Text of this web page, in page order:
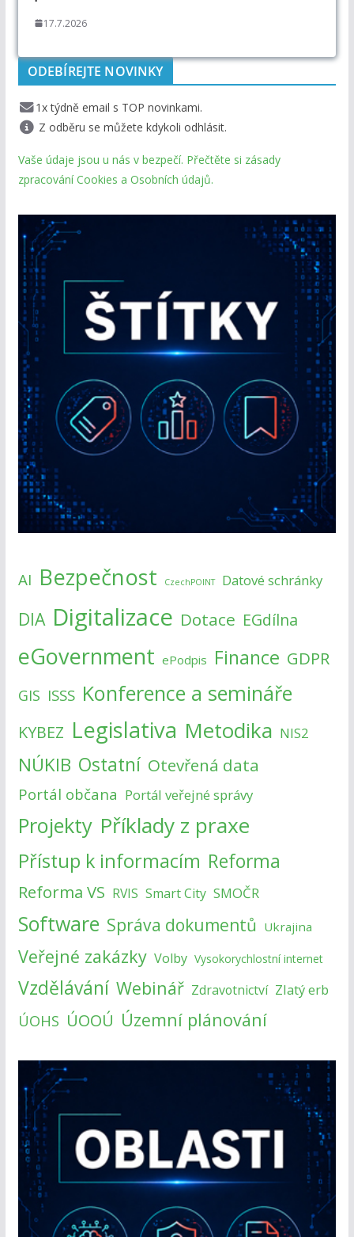
17.7.2026
ODEBÍREJTE NOVINKY
1x týdně email s TOP novinkami.
Z odběru se můžete kdykoli odhlásit.
Vaše údaje jsou u nás v bezpečí. Přečtěte si zásady
zpracování Cookies a Osobních údajů.
AI Bezpečnost CzechPOINT Datové schránky
DIA Digitalizace Dotace EGdílna
eGovernment ePodpis Finance GDPR
GIS ISSS Konference a semináře
KYBEZ Legislativa Metodika NIS2
NÚKIB Ostatní Otevřená data
Portál občana Portál veřejné správy
Projekty Příklady z praxe
Přístup k informacím Reforma
Reforma VS RVIS Smart City SMOČR
Software Správa dokumentů Ukrajina
Veřejné zakázky Volby Vysokorychlostní internet
Vzdělávání Webinář Zdravotnictví Zlatý erb
ÚOHS ÚOOÚ Územní plánování